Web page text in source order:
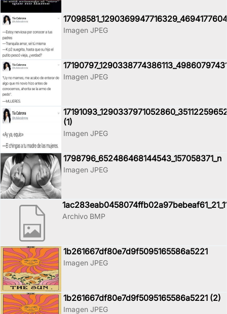
Imagen JPEG
Imagen JPEG
(1)
Imagen JPEG
1798796_652486468144543_157058371_n
Imagen JPEG
Archivo BMP
1b261667df80e7d9f5095165586a5221
Imagen JPEG
1b261667df80e7d9f5095165586a5221 (2)
Imagen JPEG